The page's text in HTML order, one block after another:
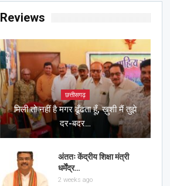
Reviews
छत्तीसगढ़
मिली तो नहीं है मगर ढूँढता हूँ, ख़ुशी मैं तुझे
दर-बदर…
अंततः केंद्रीय शिक्षा मंत्री
धर्मेंद्र…
2 weeks ago